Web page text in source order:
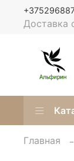
Доставка
Главная